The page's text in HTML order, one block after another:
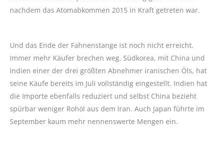
nachdem das Atomabkommen 2015 in Kraft getreten war.
Und das Ende der Fahnenstange ist noch nicht erreicht.
Immer mehr Käufer brechen weg. Südkorea, mit China und
Indien einer der drei größten Abnehmer iranischen Öls, hat
seine Käufe bereits im Juli vollständig eingestellt. Indien hat
die Importe ebenfalls reduziert und selbst China bezieht
spürbar weniger Rohöl aus dem Iran. Auch Japan führte im
September kaum mehr nennenswerte Mengen ein.